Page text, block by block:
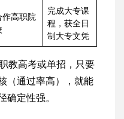
作高职院
完成大专课
程，获全日
制大专文凭
教高考或单招，只要
（通过率高），就能
定性强。